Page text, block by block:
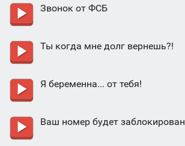
Звонок от ФСБ
Ты когда мне долг вернешь?!
Я беременна... от тебя!
Ваш номер будет заблокирован